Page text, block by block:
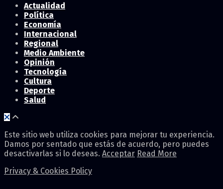
Actualidad
Política
Economía
Internacional
Regional
Medio Ambiente
Opinión
Tecnología
Cultura
Deporte
Salud
Este sitio web utiliza cookies para mejorar tu experiencia.
Damos por sentado que estás de acuerdo, pero puedes
desactivarlas si lo deseas. Acceptar Read More
Privacy & Cookies Policy